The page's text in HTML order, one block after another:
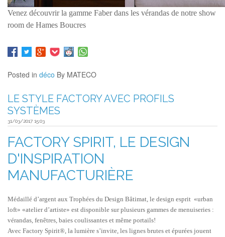
Venez découvrir la gamme Faber dans les vérandas de notre show
room de Hames Boucres
Posted in déco By MATECO
LE STYLE FACTORY AVEC PROFILS
SYSTÈMES
31/03/2017 15:03
FACTORY SPIRIT, LE DESIGN
D'INSPIRATION
MANUFACTURIÈRE
Médaillé d’argent aux Trophées du Design Bâtimat, le design esprit «urban
loft» «atelier d’artiste» est disponible sur plusieurs gammes de menuiseries :
vérandas, fenêtres, baies coulissantes et même portails!
Avec Factory Spirit®, la lumière s’invite, les lignes brutes et épurées jouent